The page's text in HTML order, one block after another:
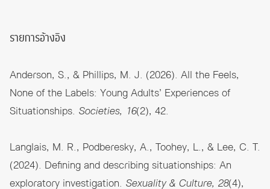
รายการอ้างอิง
Anderson, S., & Phillips, M. J. (2026). All the Feels,
None of the Labels: Young Adults’ Experiences of
Situationships. Societies, 16(2), 42.
Langlais, M. R., Podberesky, A., Toohey, L., & Lee, C. T.
(2024). Defining and describing situationships: An
exploratory investigation. Sexuality & Culture, 28(4),